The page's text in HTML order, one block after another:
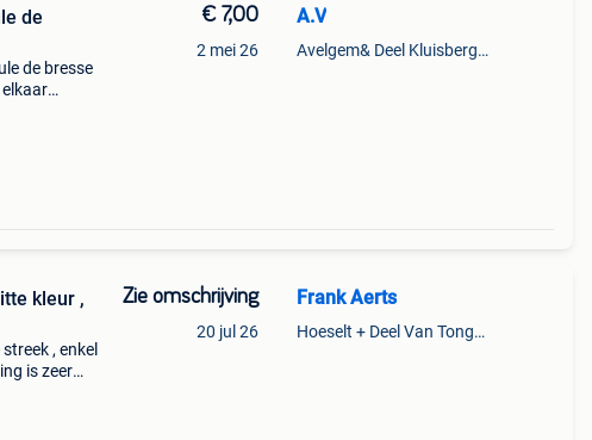
de
de bresse
€ 7,00
2 mei 26
A.V
Avelgem& Deel Kluisbergen
, enkel
is zeer
Zie omschrijving
20 jul 26
Frank Aerts
Hoeselt + Deel Van Tongeren